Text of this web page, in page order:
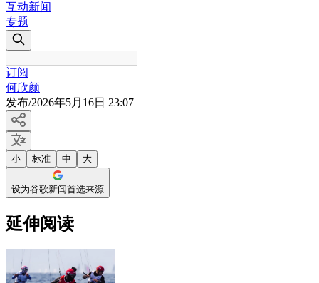
互动新闻
专题
订阅
何欣颜
发布/2026年5月16日 23:07
小 标准 中 大
设为谷歌新闻首选来源
延伸阅读